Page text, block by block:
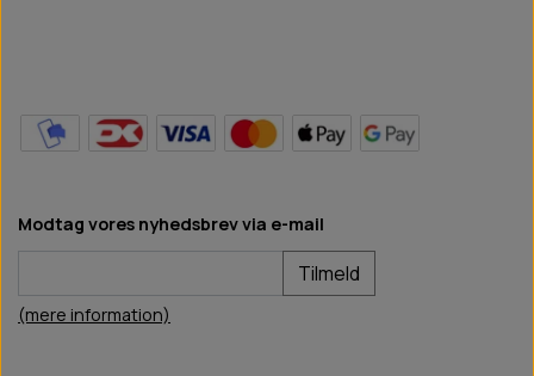
Modtag vores nyhedsbrev via e-mail
Tilmeld
(mere information)